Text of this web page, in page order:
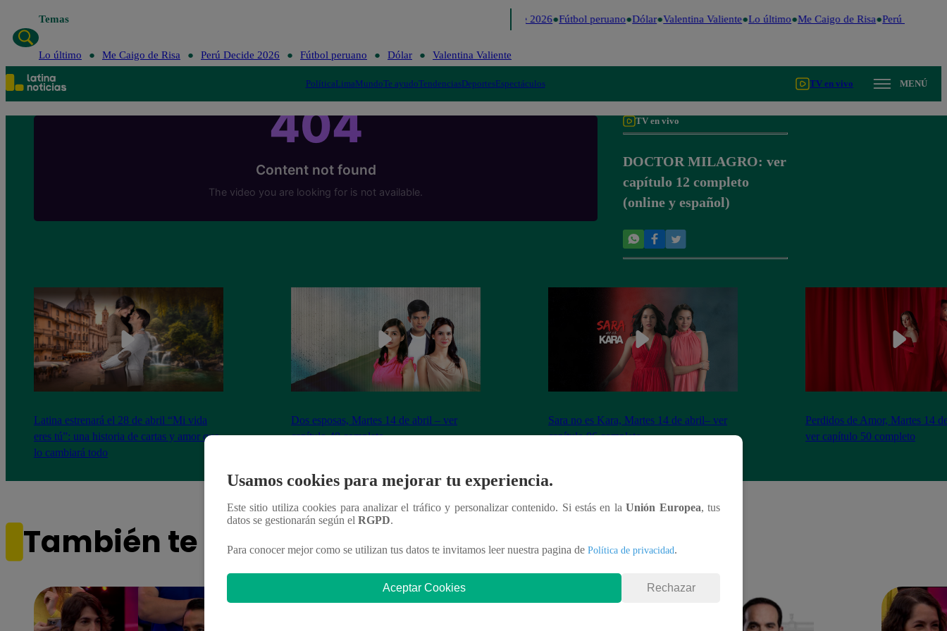
Temas Perú Decide 2026 Fútbol peruano Dólar Valentina Valiente Lo último Me Caigo de Risa Perú Decide
Lo último Me Caigo de Risa Perú Decide 2026 Fútbol peruano Dólar Valentina Valiente
PolíticaLimaMundoTe ayudoTendenciasDeportesEspectáculos TV en vivo MENÚ
TV en vivo
DOCTOR MILAGRO: ver
capítulo 12 completo
(online y español)
Latina estrenará el 28 de abril “Mi vida
eres tú”: una historia de cartas y amor que
lo cambiará todo
Dos esposas, Martes 14 de abril – ver
capítulo 40 completo
Sara no es Kara, Martes 14 de abril– ver
capítulo 06 completo
Perdidos de Amor, Martes 14
ver capítulo 50 completo
También te puede interesar
Usamos cookies para mejorar tu experiencia.
Este sitio utiliza cookies para analizar el tráfico y personalizar contenido. Si estás en laUnión Europea, tus
datos se gestionarán según el RGPD.
Para conocer mejor como se utilizan tus datos te invitamos leer nuestra pagina de Política de privacidad.
Aceptar Cookies Rechazar